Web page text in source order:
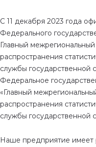
С 11 декабря 2023 года
Федерального
Главный
распространения
службы государственной
Федеральное
«Главный
распространения
службы государственной
Наше предприятие имеет